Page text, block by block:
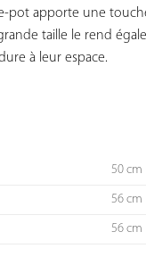
pot apporte une
taille le rend
à leur espace.
50 cm
56 cm
56 cm